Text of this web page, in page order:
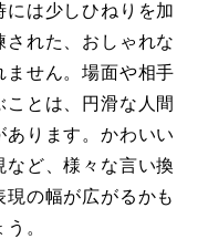
には少しひねりを加
された、おしゃれな
ません。場面や相手
とは、円滑な人間
ります。かわいい
ど、様々な言い換
現の幅が広がるかも
。